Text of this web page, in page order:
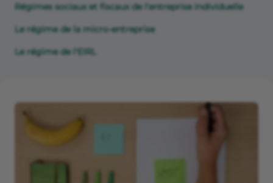
Régimes sociaux et fiscaux de l'entreprise individuelle
Le régime de la micro-entreprise
Le régime de l'EIRL